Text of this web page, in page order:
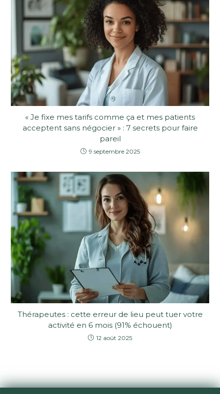
« Je fixe mes tarifs comme ça et mes patients
acceptent sans négocier » : 7 secrets pour faire
pareil
9 septembre 2025
Thérapeutes : cette erreur de lieu peut tuer votre
activité en 6 mois (91% échouent)
12 août 2025